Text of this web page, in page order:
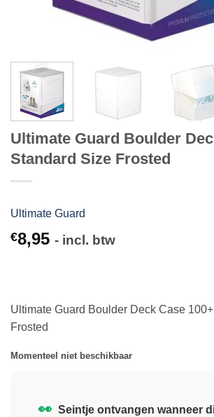
Ultimate Guard Boulder
Standard Size Frosted
Ultimate Guard
€8,95 - incl. btw
Ultimate Guard Boulder Deck Case
Frosted
Momenteel niet beschikbaar
👀 Seintje ontvangen wanneer